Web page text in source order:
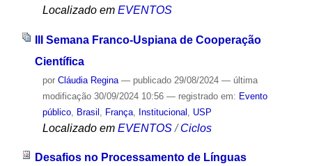
Localizado em EVENTOS
III Semana Franco-Uspiana de Cooperação
Científica
por Cláudia Regina — publicado29/08/2024 — última
modificação30/09/2024 10:56 — registrado em: Evento
público, Brasil França, Institucional USP
Localizado em EVENTOS /Ciclos
Desafios no Processamento de Línguas